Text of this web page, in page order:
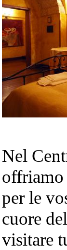
Nel
offriamo
per le
cuore
visitare